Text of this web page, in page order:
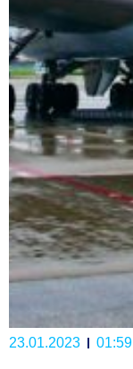
23.01.2023 01:59